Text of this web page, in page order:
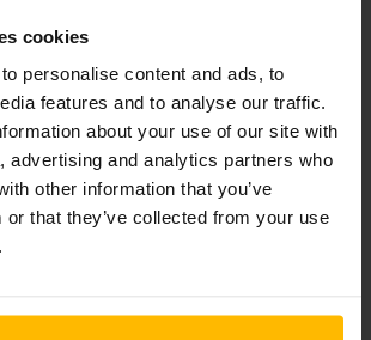
cookies
personalise content and ads, to
features and to analyse our traffic.
about your use of our site with
advertising and analytics partners who
other information that you’ve
or that they’ve collected from your use
magazijn
samenwerking met Jungheinrich tot
een efficiënt en overzichtelijke
Daarbij is extra aandacht besteed aan
punten in het magazijn is
om schades te voorkomen. Het
duidelijke belijning en voetgangers en
gescheiden. Ook is de rijsnelheid